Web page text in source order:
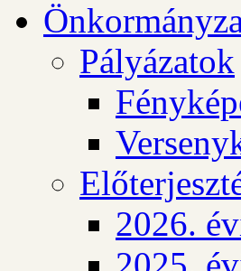
Pályázatok
2026.